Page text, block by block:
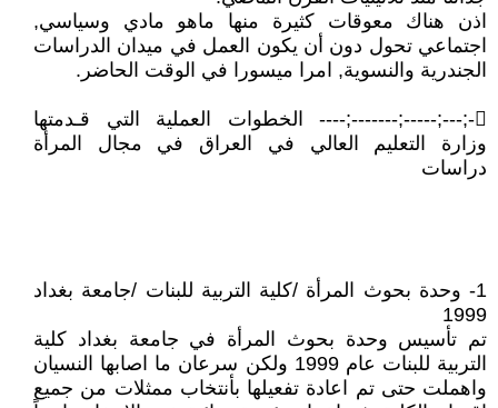
اذن هناك معوقات كثيرة منها ماهو مادي وسياسي,
اجتماعي تحول دون أن يكون العمل في ميدان الدراسات
الجندرية والنسوية, امرا ميسورا في الوقت الحاضر.
-;---;-----;-------;---- الخطوات العملية التي قـدمتها
وزارة التعليم العالي في العراق في مجال المرأة
دراسات
1- وحدة بحوث المرأة /كلية التربية للبنات /جامعة بغداد
1999
تم تأسيس وحدة بحوث المرأة في جامعة بغداد كلية
التربية للبنات عام 1999 ولكن سرعان ما اصابها النسيان
واهملت حتى تم اعادة تفعيلها بأنتخاب ممثلات من جميع